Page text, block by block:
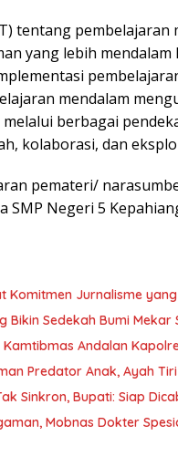
tentang pembelajaran
yang lebih
mendalam
berbagai
kolaborasi, dan
pemateri/
SMP Negeri 5
Komitmen Jurnalisme
Sedekah Bumi Mekar
Andalan
Predator Anak, Ayah Tiri
Sinkron, Bupati: Siap
Mobnas Dokter